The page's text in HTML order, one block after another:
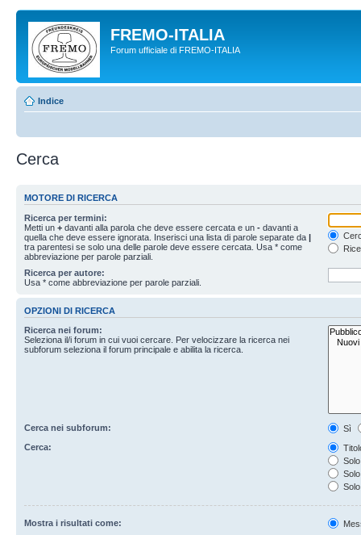
FREMO-ITALIA
Forum ufficiale di FREMO-ITALIA
Indice
Cerca
MOTORE DI RICERCA
Ricerca per termini:
Metti un + davanti alla parola che deve essere cercata e un - davanti a
quella che deve essere ignorata. Inserisci una lista di parole separate da |
tra parentesi se solo una delle parole deve essere cercata. Usa * come
abbreviazione per parole parziali.
Ricerca per autore:
Usa * come abbreviazione per parole parziali.
OPZIONI DI RICERCA
Ricerca nei forum:
Seleziona il/i forum in cui vuoi cercare. Per velocizzare la ricerca nei
subforum seleziona il forum principale e abilita la ricerca.
Cerca nei subforum:
Sì
Cerca:
Mostra i risultati come: